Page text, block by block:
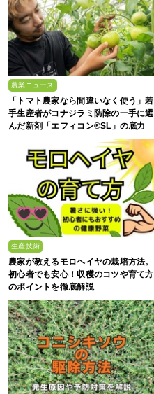
農業ニュース
「トマト農家なら間違いなく使う」若
手生産者がコナジラミ防除の一手に選
んだ新剤「エフィコン®SL」の底力
生産技術
農家が教えるモロヘイヤの栽培方法。
初心者でも安心！収穫のコツや育て方
のポイントを徹底解説